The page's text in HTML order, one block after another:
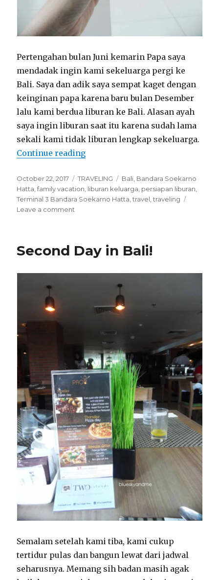
Pertengahan bulan Juni kemarin Papa saya
mendadak ingin kami sekeluarga pergi ke
Bali. Saya dan adik saya sempat kaget dengan
keinginan papa karena baru bulan Desember
lalu kami berdua liburan ke Bali. Alasan ayah
saya ingin liburan saat itu karena sudah lama
sekali kami tidak liburan lengkap sekeluarga.
Continue reading“Bali Again and Again, Family
Posted
on
October 22, 2017 Categories
TRAVELING Tags
Bali Bandara Soekarno
Hatta ,family vacation liburan keluarga persiapan liburan
Terminal 3 Bandara Soekarno Hatta ,travel ,traveling
Leave a comment
Again,
Family
Second Day in Bali!
Semalam setelah kami tiba, kami cukup
tertidur pulas dan bangun lewat dari jadwal
seharusnya. Memang sih badan masih agak